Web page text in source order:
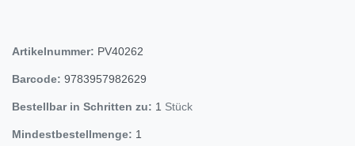
Artikelnummer: PV40262
Barcode: 9783957982629
Bestellbar in Schritten zu: 1 Stück
Mindestbestellmenge: 1